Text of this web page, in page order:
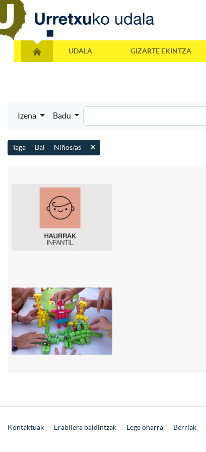
UDALA GIZARTE EKINTZA
Izena Badu
Taga Bai Niños/as
Kontaktuak Erabilera baldintzak Lege oharra Berriak